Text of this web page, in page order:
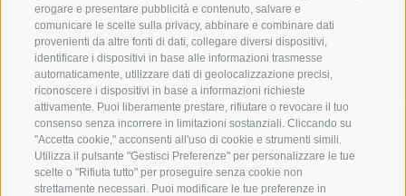
erogare e presentare pubblicità e contenuto, salvare e
comunicare le scelte sulla privacy, abbinare e combinare dati
provenienti da altre fonti di dati, collegare diversi dispositivi,
identificare i dispositivi in base alle informazioni trasmesse
automaticamente, utilizzare dati di geolocalizzazione precisi,
riconoscere i dispositivi in base a informazioni richieste
attivamente. Puoi liberamente prestare, rifiutare o revocare il tuo
consenso senza incorrere in limitazioni sostanziali. Cliccando su
"Accetta cookie," acconsenti all'uso di cookie e strumenti simili.
Utilizza il pulsante "Gestisci Preferenze" per personalizzare le tue
scelte o "Rifiuta tutto" per proseguire senza cookie non
strettamente necessari. Puoi modificare le tue preferenze in
IMPIANTI DI RISALITA
SCUOLA DI SCI RACINES
LUISL'S SKI SCHOOL A RACINES
BIKE
FONDO
ACQUA DA